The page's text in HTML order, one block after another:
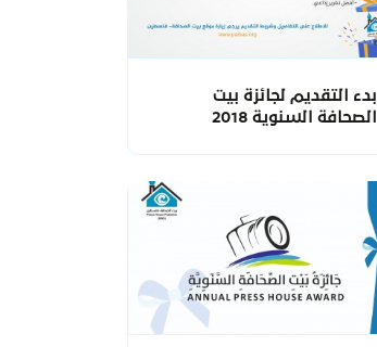
بدء التقديم لجائزة بيت
الصحافة السنوية 2018